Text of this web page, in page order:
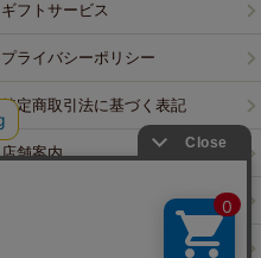
ギフトサービス
プライバシーポリシー
特定商取引法に基づく表記
店舗案内